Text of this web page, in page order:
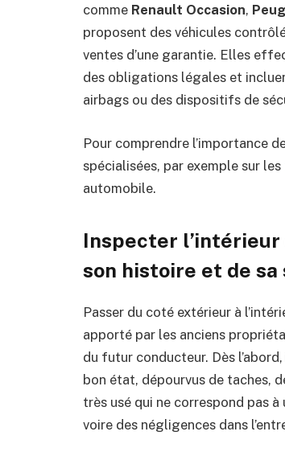
comme Renault Occasion,
proposent des véhicules
ventes d’une garantie. Elles
des obligations légales et
airbags ou des dispositifs de
Pour comprendre l’importance
spécialisées, par exemple sur les
automobile.
Inspecter l’intérieur
son histoire et de
Passer du coté extérieur à
apporté par les anciens
du futur conducteur. Dès
bon état, dépourvus de taches,
très usé qui ne correspond pas
voire des négligences dans